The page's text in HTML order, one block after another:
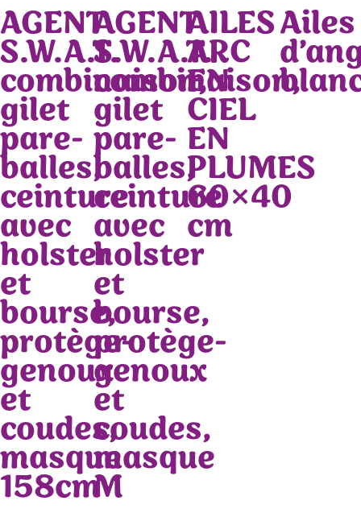
AGENT
S.W.A.T.
combinaison,
gilet
pare-
balles,
ceinture
avec
holster
et
bourse,
protège-
genoux
et
coudes,
masque
158cm
AGENT
S.W.A.T.
combinaison,
gilet
pare-
balles,
ceinture
avec
holster
et
bourse,
protège-
genoux
et
coudes,
masque
M
AILES
ARC
EN
CIEL
EN
PLUMES
60×40
cm
Ailes